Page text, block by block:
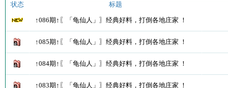
状态
标题
↑086期↑〖「龟仙人」〗经典好料，打倒各地庄家 ！
↑085期↑〖「龟仙人」〗经典好料，打倒各地庄家 ！
↑084期↑〖「龟仙人」〗经典好料，打倒各地庄家 ！
↑083期↑〖「龟仙人」〗经典好料，打倒各地庄家 ！